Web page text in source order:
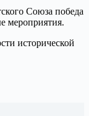
Союза победа
мероприятия.
исторической